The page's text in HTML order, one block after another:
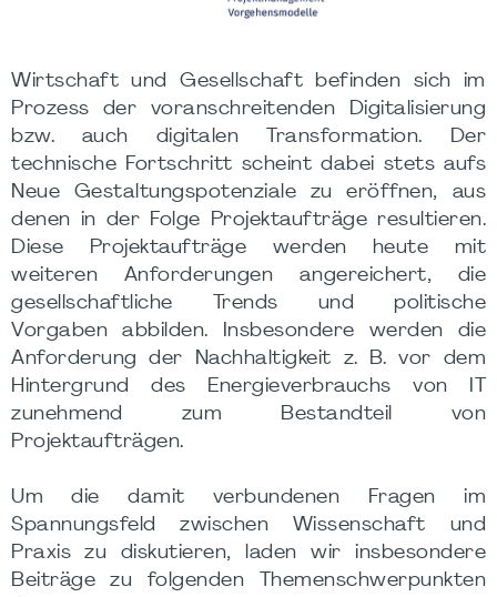
Wirtschaft und Gesellschaft befinden sich im
Prozess der voranschreitenden Digitalisierung
bzw. auch digitalen Transformation. Der
technische Fortschritt scheint dabei stets aufs
Neue Gestaltungspotenziale zu eröffnen, aus
denen in der Folge Projektaufträge resultieren.
Diese Projektaufträge werden heute mit
weiteren Anforderungen angereichert, die
gesellschaftliche Trends und politische
Vorgaben abbilden. Insbesondere werden die
Anforderung der Nachhaltigkeit z. B. vor dem
Hintergrund des Energieverbrauchs von IT
zunehmend zum Bestandteil von
Projektaufträgen.
Um die damit verbundenen Fragen im
Spannungsfeld zwischen Wissenschaft und
Praxis zu diskutieren, laden wir insbesondere
Beiträge zu folgenden Themenschwerpunkten